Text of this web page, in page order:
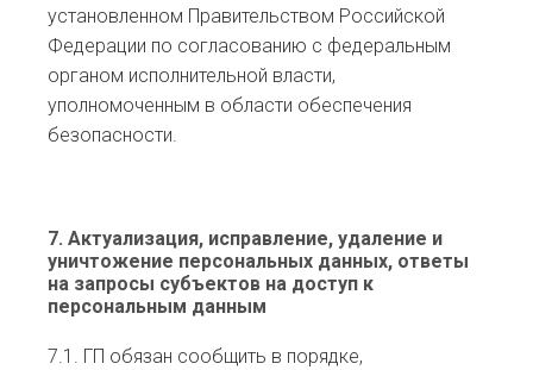
установленном Правительством Российской
Федерации по согласованию с федеральным
органом исполнительной власти,
уполномоченным в области обеспечения
безопасности.
7. Актуализация, исправление, удаление и
уничтожение персональных данных, ответы
на запросы субъектов на доступ к
персональным данным
7.1. ГП обязан сообщить в порядке,